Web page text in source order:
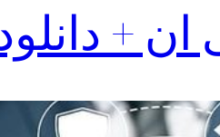
+